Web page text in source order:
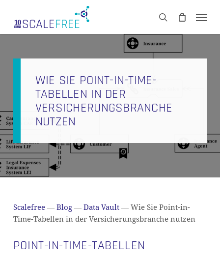
main
search
CART Close
WIE SIE POINT-IN-TIME-
TABELLEN IN DER
VERSICHERUNGSBRANCHE
NUTZEN
Scalefree — Blog — Data Vault —Wie Sie Point-in-
Time-Tabellen in der Versicherungsbranche nutzen
POINT-IN-TIME-TABELLEN